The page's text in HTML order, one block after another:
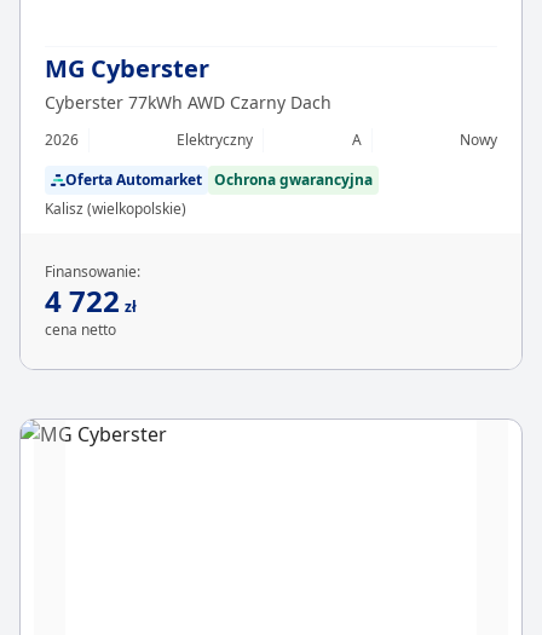
MG Cyberster
Cyberster 77kWh AWD Czarny Dach
2026 Elektryczny A
Nowy
Oferta Automarket Ochrona gwarancyjna
Kalisz (wielkopolskie)
Finansowanie:
4 722 zł
cena netto